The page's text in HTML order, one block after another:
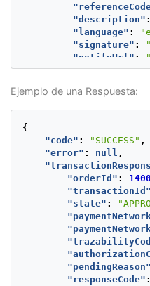
"description" :
"language" :
"signature" :
"notifyUrl" :
"value"
"buyer":
{
"fullName":
"dniNumber"
"city":
"state"
Ejemplo de una Respuesta:
{
"code" : "SUCCESS" ,
"error" : null ,
"orderId" :
"transactionId"
"state" :
"pendingReason"
"responseCode" :